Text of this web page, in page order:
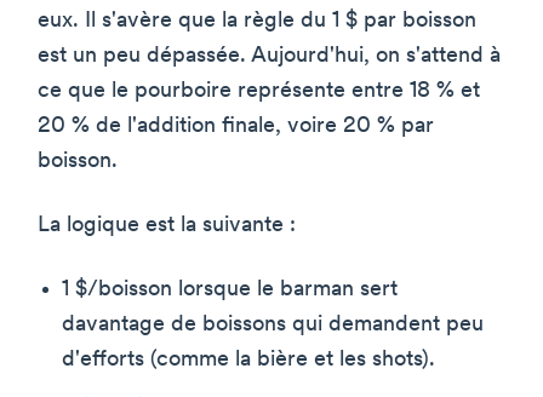
eux. Il s'avère que la règle du 1 $ par boisson
est un peu dépassée. Aujourd'hui, on s'attend à
ce que le pourboire représente entre 18 % et
20 % de l'addition finale, voire 20 % par
boisson.
La logique est la suivante :
1 $/boisson lorsque le barman sert
davantage de boissons qui demandent peu
d'efforts (comme la bière et les shots).